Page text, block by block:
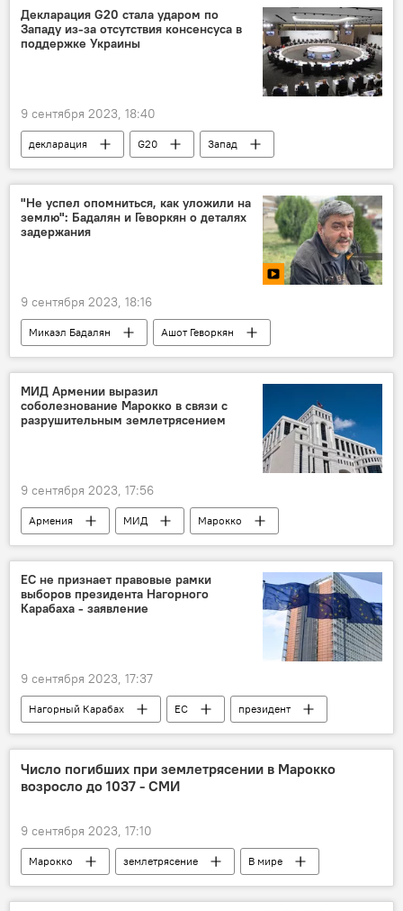
Декларация G20 стала ударом по
Западу из-за отсутствия консенсуса в
поддержке Украины
9 сентября 2023, 18:40
декларация G20
Запад
Украина
В мире
"Не успел опомниться, как уложили на
землю": Бадалян и Геворкян о деталях
задержания
9 сентября 2023, 18:16
Микаэл Бадалян
Ашот Геворкян
Политика
Армения
задержание
СМИ
МИД Армении выразил
соболезнование Марокко в связи c
разрушительным землетрясением
9 сентября 2023, 17:56
Армения МИД
Марокко
Политика
Новости Армения
ЕС не признает правовые рамки
выборов президента Нагорного
Карабаха - заявление
9 сентября 2023, 17:37
Нагорный Карабах ЕС
президент
выборы
В мире
Число погибших при землетрясении в Марокко
возросло до 1037 - СМИ
9 сентября 2023, 17:10
Марокко землетрясение В мире